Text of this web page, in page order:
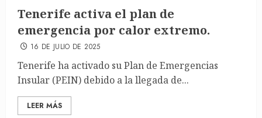
Tenerife activa el plan de
emergencia por calor extremo.
16 DE JULIO DE 2025
Tenerife ha activado su Plan de Emergencias
Insular (PEIN) debido a la llegada de...
LEER MÁS